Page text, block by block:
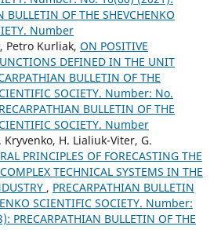
BULLETIN OF THE SHEVCHENKO
Number
Petro Kurliak, ON POSITIVE
DEFINED IN THE UNIT
BULLETIN OF THE
SOCIETY. Number: No.
BULLETIN OF THE
SOCIETY. Number
Kryvenko, H. Lialiuk-Viter, G.
PRINCIPLES OF FORECASTING THE
TECHNICAL SYSTEMS IN THE
, PRECARPATHIAN BULLETIN
SCIENTIFIC SOCIETY. Number:
PRECARPATHIAN BULLETIN OF THE